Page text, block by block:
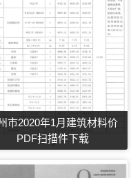
市2020年1月建筑材料价
PDF扫描件下载